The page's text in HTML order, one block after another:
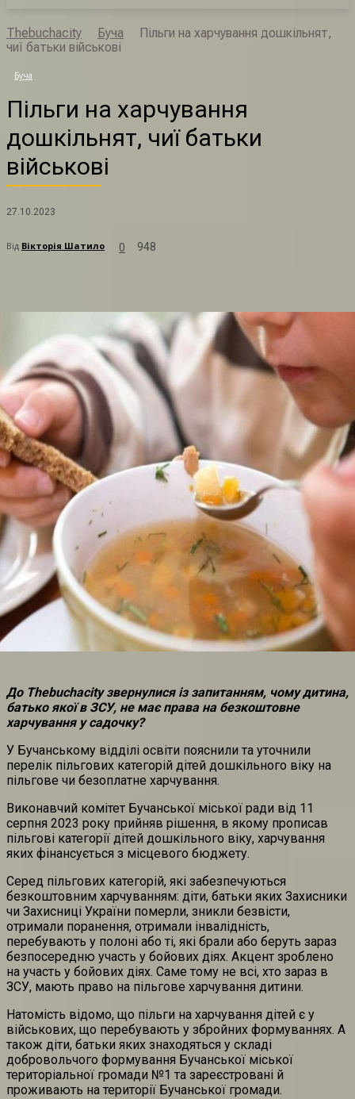
Thebuchacity Буча
Пільги на харчування дошкільнят,
чиї батьки військові
Буча
Пільги на харчування
дошкільнят, чиї батьки
військові
27.10.2023
Від Вікторія Шатило 0 948
До Thebuchacity звернулися із запитанням, чому дитина,
батько якої в ЗСУ, не має права на безкоштовне
харчування у садочку?
У Бучанському відділі освіти пояснили та уточнили
перелік пільгових категорій дітей дошкільного віку на
пільгове чи безоплатне харчування.
Виконавчий комітет Бучанської міської ради від 11
серпня 2023 року прийняв рішення, в якому прописав
пільгові категорії дітей дошкільного віку, харчування
яких фінансується з місцевого бюджету.
Серед пільгових категорій, які забезпечуються
безкоштовним харчуванням: діти, батьки яких Захисники
чи Захисниці України померли, зникли безвісти,
отримали поранення, отримали інвалідність,
перебувають у полоні або ті, які брали або беруть зараз
безпосередню участь у бойових діях. Акцент зроблено
на участь у бойових діях. Саме тому не всі, хто зараз в
ЗСУ, мають право на пільгове харчування дитини.
Натомість відомо, що пільги на харчування дітей є у
військових, що перебувають у збройних формуваннях. А
також діти, батьки яких знаходяться у складі
добровольчого формування Бучанської міської
територіальної громади №1 та зареєстровані й
проживають на території Бучанської громади.